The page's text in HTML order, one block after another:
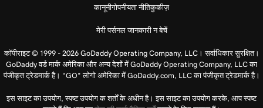
कानूनीगोपनीयता नीतिकुकीज़
मेरी पर्सनल जानकारी न बेचें
कॉपीराइट © 1999 - 2026 GoDaddy Operating Company, LLC। सर्वाधिकार सुरक्षित।
GoDaddy वर्ड मार्क अमेरिका और अन्य देशों में GoDaddy Operating Company, LLC का
पंजीकृत ट्रेडमार्क है। “GO” लोगो अमेरिका में GoDaddy.com, LLC का पंजीकृत ट्रेडमार्क है।
इस साइट का उपयोग, स्पष्ट उपयोग क शर्तों के अधीन है। इस साइट का उपयोग करके, आप स्पष्ट